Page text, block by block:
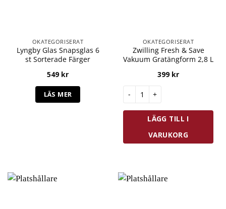
OKATEGORISERAT
Lyngby Glas Snapsglas 6
st Sorterade Färger
549 kr
LÄS MER
OKATEGORISERAT
Zwilling Fresh & Save
Vakuum Gratängform 2,8 L
399 kr
LÄGG TILL I
VARUKORG